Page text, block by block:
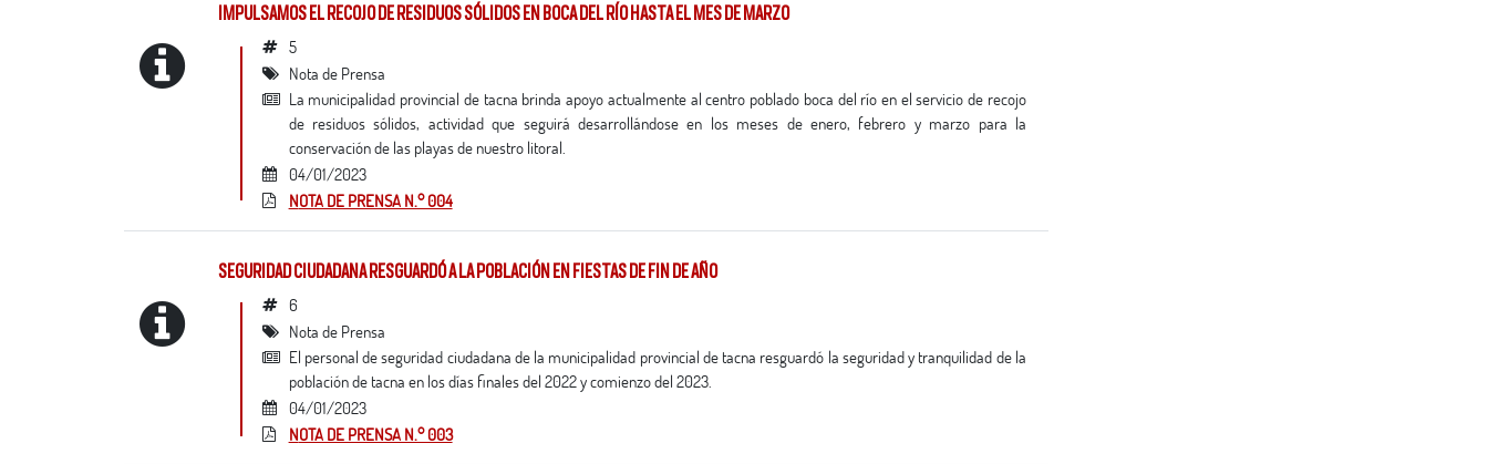
IMPULSAMOS EL RECOJO DE RESIDUOS SÓLIDOS EN BOCA DEL RÍO HASTA EL MES DE MARZO
5
Nota de Prensa
la municipalidad provincial de tacna brinda apoyo actualmente al centro poblado boca del río en el servicio de recojo
de residuos sólidos, actividad que seguirá desarrollándose en los meses de enero, febrero y marzo para la
conservación de las playas de nuestro litoral.
04/01/2023
NOTA DE PRENSA N.° 004
SEGURIDAD CIUDADANA RESGUARDÓ A LA POBLACIÓN EN FIESTAS DE FIN DE AÑO
6
Nota de Prensa
el personal de seguridad ciudadana de la municipalidad provincial de tacna resguardó la seguridad y tranquilidad de la
población de tacna en los días finales del 2022 y comienzo del 2023.
04/01/2023
NOTA DE PRENSA N.° 003